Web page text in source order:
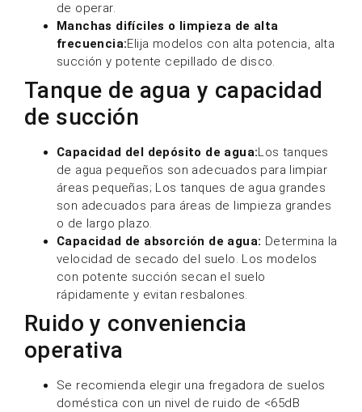
de operar.
Manchas difíciles o limpieza de alta
frecuencia:Elija modelos con alta potencia, alta
succión y potente cepillado de disco.
Tanque de agua y capacidad
de succión
Capacidad del depósito de agua:Los tanques
de agua pequeños son adecuados para limpiar
áreas pequeñas; Los tanques de agua grandes
son adecuados para áreas de limpieza grandes
o de largo plazo.
Capacidad de absorción de agua: Determina la
velocidad de secado del suelo. Los modelos
con potente succión secan el suelo
rápidamente y evitan resbalones.
Ruido y conveniencia
operativa
Se recomienda elegir una fregadora de suelos
doméstica con un nivel de ruido de <65dB